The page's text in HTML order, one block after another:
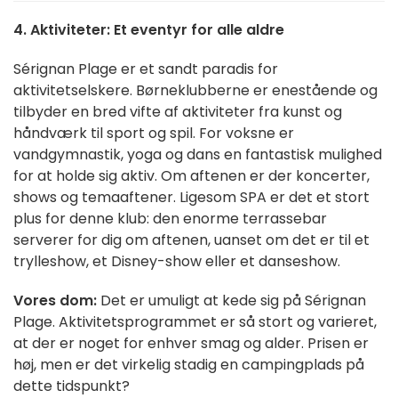
4. Aktiviteter: Et eventyr for alle aldre
Sérignan Plage er et sandt paradis for
aktivitetselskere. Børneklubberne er enestående og
tilbyder en bred vifte af aktiviteter fra kunst og
håndværk til sport og spil. For voksne er
vandgymnastik, yoga og dans en fantastisk mulighed
for at holde sig aktiv. Om aftenen er der koncerter,
shows og temaaftener. Ligesom SPA er det et stort
plus for denne klub: den enorme terrassebar
serverer for dig om aftenen, uanset om det er til et
trylleshow, et Disney-show eller et danseshow.
Vores dom: Det er umuligt at kede sig på Sérignan
Plage. Aktivitetsprogrammet er så stort og varieret,
at der er noget for enhver smag og alder. Prisen er
høj, men er det virkelig stadig en campingplads på
dette tidspunkt?